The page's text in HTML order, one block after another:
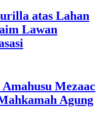
atas Lahan
Lawan
Mezaac
Agung